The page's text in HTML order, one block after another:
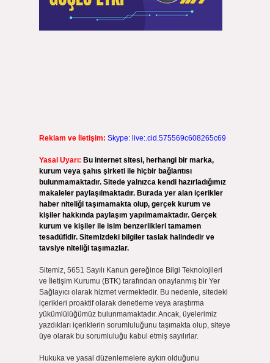
Reklam ve İletişim: Skype: live:.cid.575569c608265c69
Yasal Uyarı: Bu internet sitesi, herhangi bir marka,
kurum veya şahıs şirketi ile hiçbir bağlantısı
bulunmamaktadır. Sitede yalnızca kendi hazırladığımız
makaleler paylaşılmaktadır. Burada yer alan içerikler
haber niteliği taşımamakta olup, gerçek kurum ve
kişiler hakkında paylaşım yapılmamaktadır. Gerçek
kurum ve kişiler ile isim benzerlikleri tamamen
tesadüfidir. Sitemizdeki bilgiler taslak halindedir ve
tavsiye niteliği taşımazlar.
Sitemiz, 5651 Sayılı Kanun gereğince Bilgi Teknolojileri
ve İletişim Kurumu (BTK) tarafından onaylanmış bir Yer
Sağlayıcı olarak hizmet vermektedir. Bu nedenle, sitedeki
içerikleri proaktif olarak denetleme veya araştırma
yükümlülüğümüz bulunmamaktadır. Ancak, üyelerimiz
yazdıkları içeriklerin sorumluluğunu taşımakta olup, siteye
üye olarak bu sorumluluğu kabul etmiş sayılırlar.
Hukuka ve yasal düzenlemelere aykırı olduğunu